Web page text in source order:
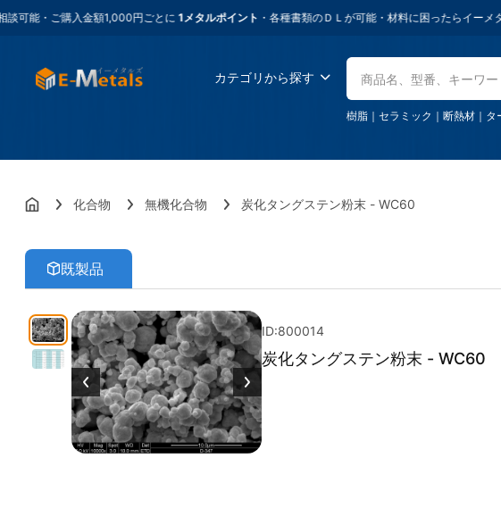
ご購入金額1,000円ごとに1メタルポイント・各種書類のＤＬが可能・材料に困ったらイーメタルズ
カテゴリから探す
樹脂 ｜ セラミック ｜ 断熱材 ｜ タ
化合物 無機化合物 炭化タングステン粉末 - WC60
既製品
ID:800014
炭化タングステン粉末 - WC60